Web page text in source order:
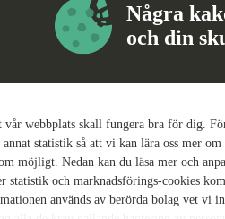
Några
och din
webbplats skall fungera bra för dig.
statistik så att vi kan lära oss mer
möjligt. Nedan kan du läsa mer och
statistik och marknadsförings-cookies
används av berörda bolag vet vi